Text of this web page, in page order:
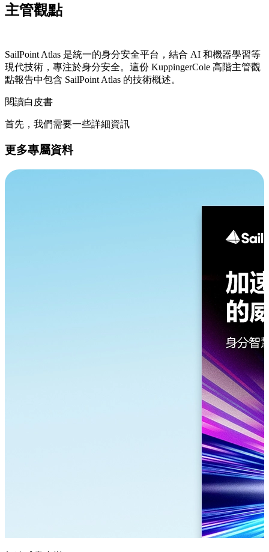
主管觀點
SailPoint Atlas 是統一的身分安全平台，結合 AI 和機器學習等
現代技術，專注於身分安全。這份 KuppingerCole 高階主管觀
點報告中包含 SailPoint Atlas 的技術概述。
閱讀白皮書
首先，我們需要一些詳細資訊
更多專屬資料